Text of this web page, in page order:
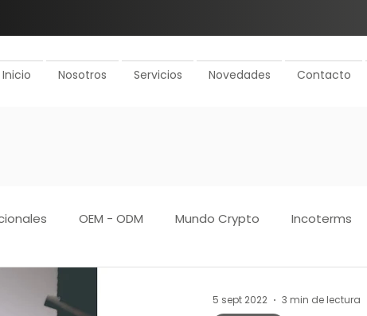
Inicio Nosotros Servicios Novedades Contacto
OEM - ODM Mundo Crypto Incoterms
de proveedores
5 sept 2022 3 min de lectura